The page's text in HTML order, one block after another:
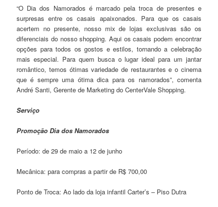
“O Dia dos Namorados é marcado pela troca de presentes e
surpresas entre os casais apaixonados. Para que os casais
acertem no presente, nosso mix de lojas exclusivas são os
diferenciais do nosso shopping. Aqui os casais podem encontrar
opções para todos os gostos e estilos, tornando a celebração
mais especial. Para quem busca o lugar ideal para um jantar
romântico, temos ótimas variedade de restaurantes e o cinema
que é sempre uma ótima dica para os namorados”, comenta
André Santi, Gerente de Marketing do CenterVale Shopping.
Serviço
Promoção Dia dos Namorados
Período: de 29 de maio a 12 de junho
Mecânica: para compras a partir de R$ 700,00
Ponto de Troca: Ao lado da loja infantil Carter’s – Piso Dutra